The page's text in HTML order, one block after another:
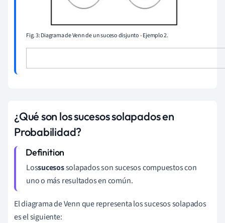
Fig. 3: Diagrama de Venn de un suceso disjunto - Ejemplo 2.
¿Qué son los sucesos solapados en
Probabilidad?
Lossucesossolapados son sucesos compuestos con
uno o más resultados en común.
El diagrama de Venn que representa los sucesos solapados
es el siguiente: